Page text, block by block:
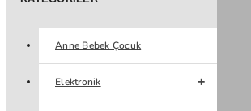
Anne Bebek Çocuk
Elektronik